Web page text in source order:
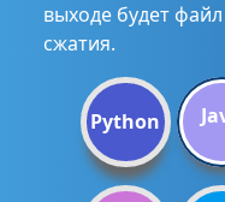
выходе будет
сжатия.
Python